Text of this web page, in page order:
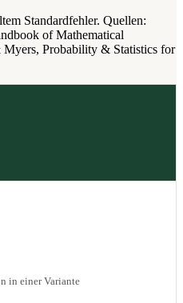
Standardfehler. Quellen:
of Mathematical
Probability & Statistics for
in einer Variante